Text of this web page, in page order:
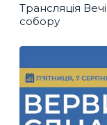
Трансляція
собору